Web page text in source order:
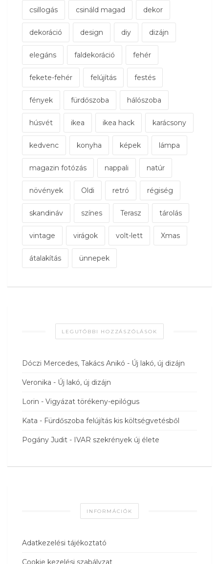
csillogás csináld magad dekor
dekoráció design diy dizájn
elegáns faldekoráció fehér
fekete-fehér felújítás festés
fények fürdőszoba hálószoba
húsvét ikea ikea hack karácsony
kedvenc konyha képek lámpa
magazin fotózás nappali natúr
növények Oldi retró régiség
skandináv színes Terasz tárolás
vintage virágok volt-lett Xmas
átalakítás ünnepek
LEGUTÓBBI HOZZÁSZÓLÁSOK
Dóczi Mercedes, Takács Anikó - Új lakó, új dizájn
Veronika - Új lakó, új dizájn
Lorin - Vigyázat törékeny-epilógus
Kata - Fürdőszoba felújítás kis költségvetésből
Pogány Judit - IVAR szekrények új élete
INFORMÁCIÓK
Adatkezelési tájékoztató
Cookie kezelési szabályzat